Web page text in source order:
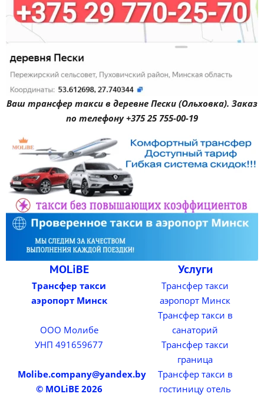
Ваш трансфер такси в деревне Пески (Ольховка). Заказ
по телефону +375 25 755-00-19
MOLiBE
Трансфер такси
аэропорт Минск
ООО Молибе
УНП 491659677
Molibe.company@yandex.by
© MOLiBE 2026
Услуги
Трансфер такси
аэропорт Минск
Трансфер такси в
санаторий
Трансфер такси
граница
Трансфер такси в
гостиницу отель